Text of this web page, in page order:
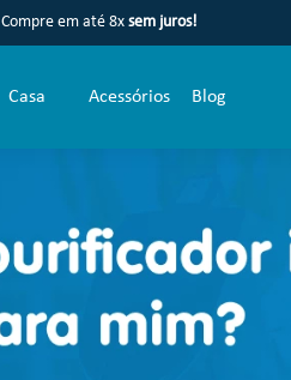
Compre em até 8x sem juros!
Casa Acessórios Blog